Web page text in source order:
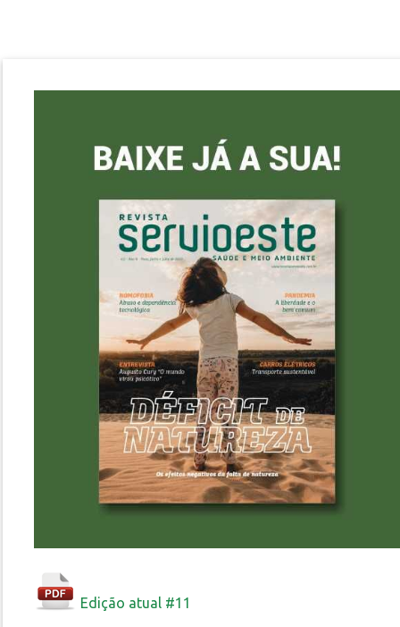
Edição atual #11